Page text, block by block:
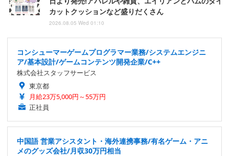
カットクッションなど盛りだくさん
2026.08.05 Wed 01:10
コンシューマーゲームプログラマー業務/システムエンジニ
ア/基本設計/ゲームコンテンツ開発企業/C++
株式会社スタッフサービス
東京都
月給23万5,000円～55万円
正社員
中国語 営業アシスタント・海外連携事務/有名ゲーム・アニ
メのグッズ会社/月収30万円相当